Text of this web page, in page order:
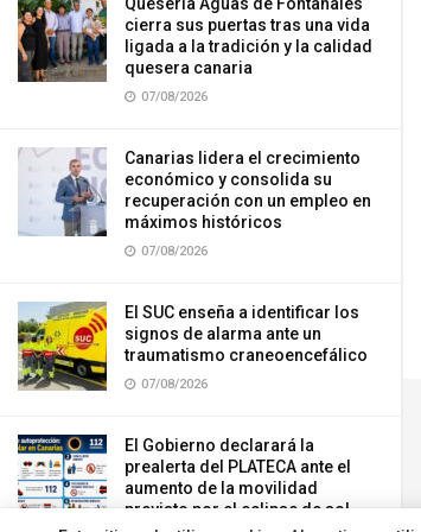
cierra sus puertas tras una vida
ligada a la tradición y la calidad
quesera canaria
07/08/2026
Canarias lidera el crecimiento
económico y consolida su
recuperación con un empleo en
máximos históricos
07/08/2026
El SUC enseña a identificar los
signos de alarma ante un
traumatismo craneoencefálico
07/08/2026
El Gobierno declarará la
prealerta del PLATECA ante el
aumento de la movilidad
previsto por el eclipse de sol